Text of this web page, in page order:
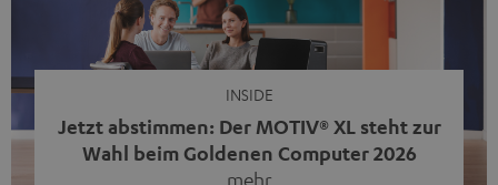
INSIDE
Jetzt abstimmen: Der MOTIV® XL steht zur
Wahl beim Goldenen Computer 2026
mehr